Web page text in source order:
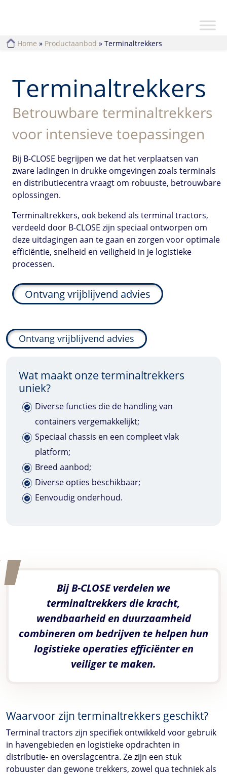
Home » Productaanbod » Terminaltrekkers
Terminaltrekkers
Betrouwbare terminaltrekkers
voor intensieve toepassingen
Bij B-CLOSE begrijpen we dat het verplaatsen van
zware ladingen in drukke omgevingen zoals terminals
en distributiecentra vraagt om robuuste, betrouwbare
oplossingen.
Terminaltrekkers, ook bekend als terminal tractors,
verdeeld door B-CLOSE zijn speciaal ontworpen om
deze uitdagingen aan te gaan en zorgen voor optimale
efficiëntie, snelheid en veiligheid in je logistieke
processen.
Ontvang vrijblijvend advies
Ontvang vrijblijvend advies
Wat maakt onze terminaltrekkers
uniek?
Diverse functies die de handling van
containers vergemakkelijkt;
Speciaal chassis en een compleet vlak
platform;
Breed aanbod;
Diverse opties beschikbaar;
Eenvoudig onderhoud.
BijB-CLOSEverdelen we
terminaltrekkers die kracht,
wendbaarheid en duurzaamheid
combineren om bedrijven te helpen hun
logistieke operaties efficiënter en
veiliger te maken.
Waarvoor zijn terminaltrekkers geschikt?
Terminal tractors zijn specifiek ontwikkeld voor gebruik
in havengebieden en logistieke opdrachten in
distributie- en overslagcentra. Ze zijn een stuk
robuuster dan gewone trekkers, zowel qua techniek als